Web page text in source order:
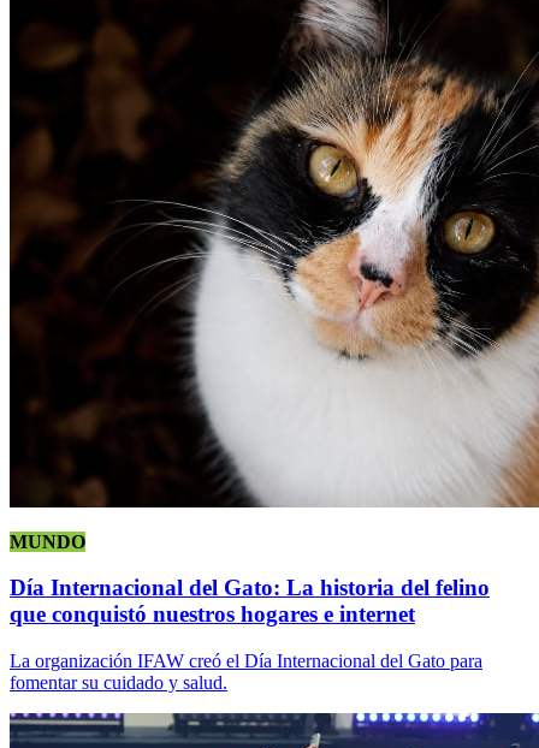
MUNDO
Día Internacional del Gato: La historia del felino
que conquistó nuestros hogares e internet
La organización IFAW creó el Día Internacional del Gato para
fomentar su cuidado y salud.